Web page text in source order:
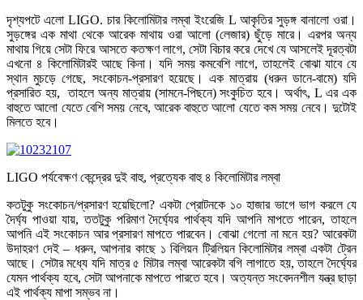
দৃশ্যপটে এলো LIGO. চার কিলোমিটার লম্বা ইংরেজি L আকৃতির সুড়ঙ্গ বানালো ওরা।
সুড়ঙ্গের এক মাথা থেকে আরেক মাথায় ওরা আলো (লেজার) ছুঁড়ে মারে। এরপর অন্য
মাথায় গিয়ে সেটা ফিরে আসতে কতক্ষণ লাগে, সেটা বিচার করে দেখে যে আসলেই দূরত্বটা
এখনো ৪ কিলোমিটারই আছে কিনা। যদি সময় কমবেশি লাগে, তাহলেই বোঝা যাবে যে
স্থান মুচড়ে গেছে, সংকোচন-প্রসারণ হয়েছে। এক মাত্রায় (ধরুন ডানে-বামে) যদি
প্রসারিত হয়, তাহলে অন্য মাত্রায় (সামনে-পিছনে) সংকুচিত হবে। অর্থাৎ, L এর এক
বাহুতে আলো যেতে বেশি সময় নেবে, আরেক বাহুতে আলো যেতে কম সময় নেবে। দুটোই
মিলতে হবে।
LIGO পর্যবেক্ষণ কেন্দ্রের দুই বাহু, প্রত্যেক বাহু ৪ কিলোমিটার লম্বা
কতটুকু সংকোচন/প্রসারণ হয়েছিলো? একটা প্রোটনকে ১০ হাজার ভাগে ভাগ করলে যে
দৈর্ঘ্য পাওয়া যায়, ততটুকু পরিমাণ দৈর্ঘ্যের পার্থক্য যদি আপনি মাপতে পারেন, তাহলে
আপনি এই সংকোচন আর প্রসারণ মাপতে পারবেন। বোঝা গেলো না মনে হয়? আরেকটা
উদাহরণ দেই – ধরুন, আপনার কাছে ১ বিলিয়ন ট্রিলিয়ন কিলোমিটার লম্বা একটা ট্রেন
আছে। সেটার মধ্যে যদি মাত্র ৫ মিটার লম্বা আরেকটা বগি লাগাতে হয়, তাহলে দৈর্ঘ্যের
যেমন পার্থক্য হবে, সেটা আপনাকে মাপতে পারতে হবে। অত্যন্ত সংবেদনশীল যন্ত্র ছাড়া
এই পার্থক্য মাপা সম্ভব না।